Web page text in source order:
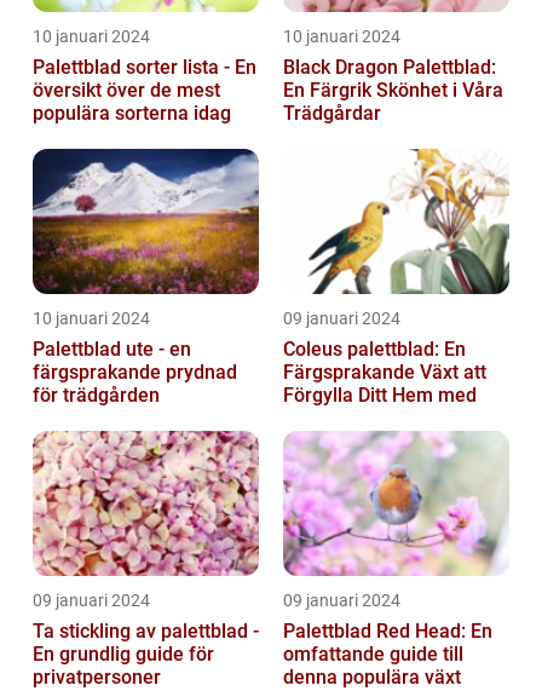
10 januari 2024
Palettblad sorter lista - En
översikt över de mest
populära sorterna idag
10 januari 2024
Black Dragon Palettblad:
En Färgrik Skönhet i Våra
Trädgårdar
10 januari 2024
Palettblad ute - en
färgsprakande prydnad
för trädgården
09 januari 2024
Coleus palettblad: En
Färgsprakande Växt att
Förgylla Ditt Hem med
09 januari 2024
Ta stickling av palettblad -
En grundlig guide för
privatpersoner
09 januari 2024
Palettblad Red Head: En
omfattande guide till
denna populära växt